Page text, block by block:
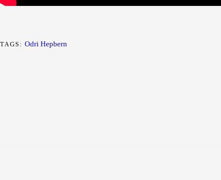
TAGS: Odri Hepbern